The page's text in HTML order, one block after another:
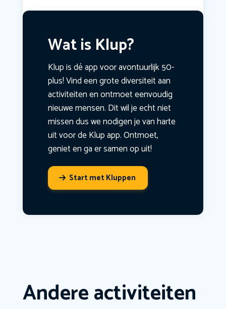
Wat is Klup?
Klup is dé app voor avontuurlijk 50-
plus! Vind een grote diversiteit aan
activiteiten en ontmoet eenvoudig
nieuwe mensen. Dit wil je echt niet
missen dus we nodigen je van harte
uit voor de Klup app. Ontmoet,
geniet en ga er samen op uit!
Start met Kluppen
Andere activiteiten